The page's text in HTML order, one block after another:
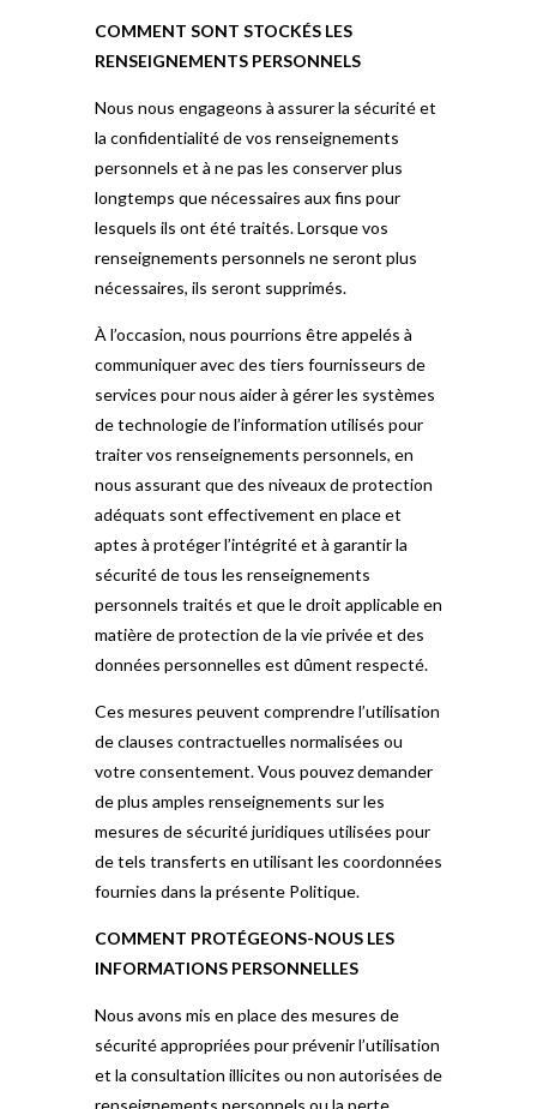
COMMENT SONT STOCKÉS LES
RENSEIGNEMENTS PERSONNELS
Nous nous engageons à assurer la sécurité et
la confidentialité de vos renseignements
personnels et à ne pas les conserver plus
longtemps que nécessaires aux fins pour
lesquels ils ont été traités. Lorsque vos
renseignements personnels ne seront plus
nécessaires, ils seront supprimés.
À l’occasion, nous pourrions être appelés à
communiquer avec des tiers fournisseurs de
services pour nous aider à gérer les systèmes
de technologie de l’information utilisés pour
traiter vos renseignements personnels, en
nous assurant que des niveaux de protection
adéquats sont effectivement en place et
aptes à protéger l’intégrité et à garantir la
sécurité de tous les renseignements
personnels traités et que le droit applicable en
matière de protection de la vie privée et des
données personnelles est dûment respecté.
Ces mesures peuvent comprendre l’utilisation
de clauses contractuelles normalisées ou
votre consentement. Vous pouvez demander
de plus amples renseignements sur les
mesures de sécurité juridiques utilisées pour
de tels transferts en utilisant les coordonnées
fournies dans la présente Politique.
COMMENT PROTÉGEONS-NOUS LES
INFORMATIONS PERSONNELLES
Nous avons mis en place des mesures de
sécurité appropriées pour prévenir l’utilisation
et la consultation illicites ou non autorisées de
renseignements personnels ou la perte